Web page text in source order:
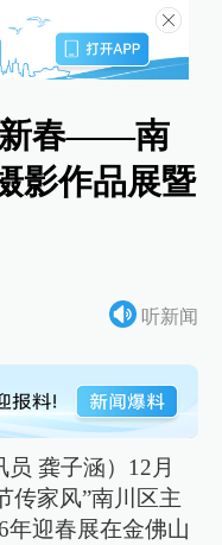
新春——南
影作品展暨
听新闻
龚子涵）12月
传家风”南川区主
年迎春展在金佛山